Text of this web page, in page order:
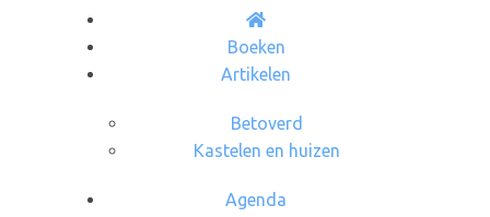
Boeken
Artikelen
Betoverd
Kastelen en huizen
Agenda